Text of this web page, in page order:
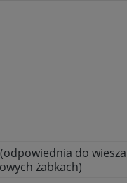
do
żabkach)